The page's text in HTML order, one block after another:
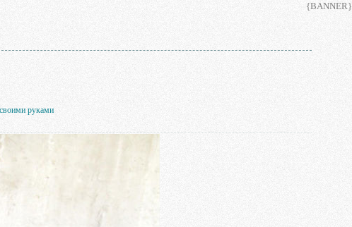
{BANNER}
руками